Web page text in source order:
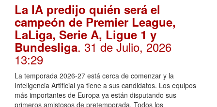
La IA predijo quién será el
campeón de Premier League,
LaLiga, Serie A, Ligue 1 y
Bundesliga. 31 de Julio, 2026
13:29
La temporada 2026-27 está cerca de comenzar y la
Inteligencia Artificial ya tiene a sus candidatos. Los equipos
más importantes de Europa ya están disputando sus
primeros amistosos de pretemporada. Todos los